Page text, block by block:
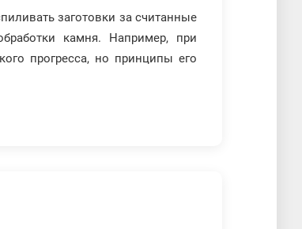
заготовки за считанные
камня. Например, при
прогресса, но принципы его